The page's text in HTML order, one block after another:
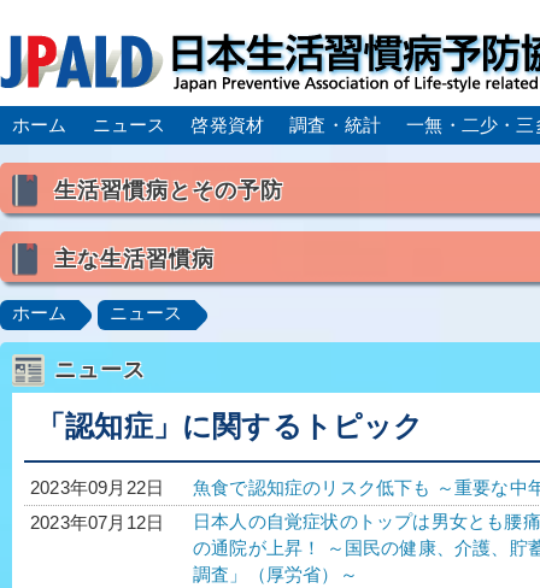
ホーム ニュース 啓発資材 調査・統計 一無・二少・三
生活習慣病とその予防
喫煙
食生活
主な生活習慣病
高血圧 脂質異常症（高脂血症）
肥満症／メタボリックシンドローム
動脈硬化
心
脂肪肝／NAFLD／NASH
ロコモティブシンドローム／サルコペニア／フレイル
ホーム ニュース
ニュース
「認知症」に関するトピック
2023年09月22日
魚食で認知症のリスク低下も ～重要な中
2023年07月12日
日本人の自覚症状のトップは男女とも腰
の通院が上昇！ ～国民の健康、介護、貯
調査」（厚労省）～